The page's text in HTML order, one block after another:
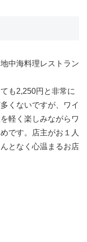
中海料理レストラン
も2,250円と非常に
くないですが、ワイ
軽く楽しみながらワ
です。店主がお１人
となく心温まるお店